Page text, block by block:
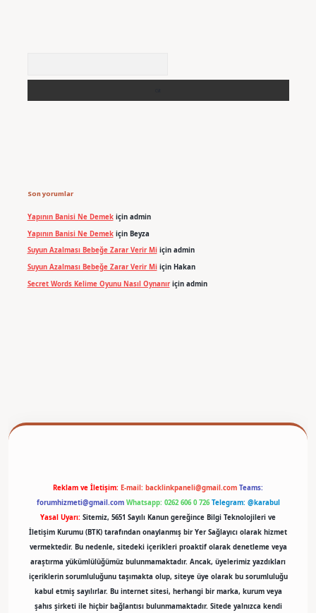
Son yorumlar
Yapının Banisi Ne Demekiçin admin
Yapının Banisi Ne Demekiçin Beyza
Suyun Azalması Bebeğe Zarar Verir Miiçin admin
Suyun Azalması Bebeğe Zarar Verir Miiçin Hakan
Secret Words Kelime Oyunu Nasıl Oynanıriçin admin
Reklam ve İletişim: E-mail: backlinkpaneli@gmail.com Teams:
forumhizmeti@gmail.com Whatsapp: 0262 606 0 726 Telegram: @karabul
Yasal Uyarı: Sitemiz, 5651 Sayılı Kanun gereğince Bilgi Teknolojileri ve
İletişim Kurumu (BTK) tarafından onaylanmış bir Yer Sağlayıcı olarak hizmet
vermektedir. Bu nedenle, sitedeki içerikleri proaktif olarak denetleme veya
araştırma yükümlülüğümüz bulunmamaktadır. Ancak, üyelerimiz yazdıkları
içeriklerin sorumluluğunu taşımakta olup, siteye üye olarak bu sorumluluğu
kabul etmiş sayılırlar. Bu internet sitesi, herhangi bir marka, kurum veya
şahıs şirketi ile hiçbir bağlantısı bulunmamaktadır. Sitede yalnızca kendi